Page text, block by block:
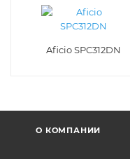
Aficio SPC312DN
О КОМПАНИИ